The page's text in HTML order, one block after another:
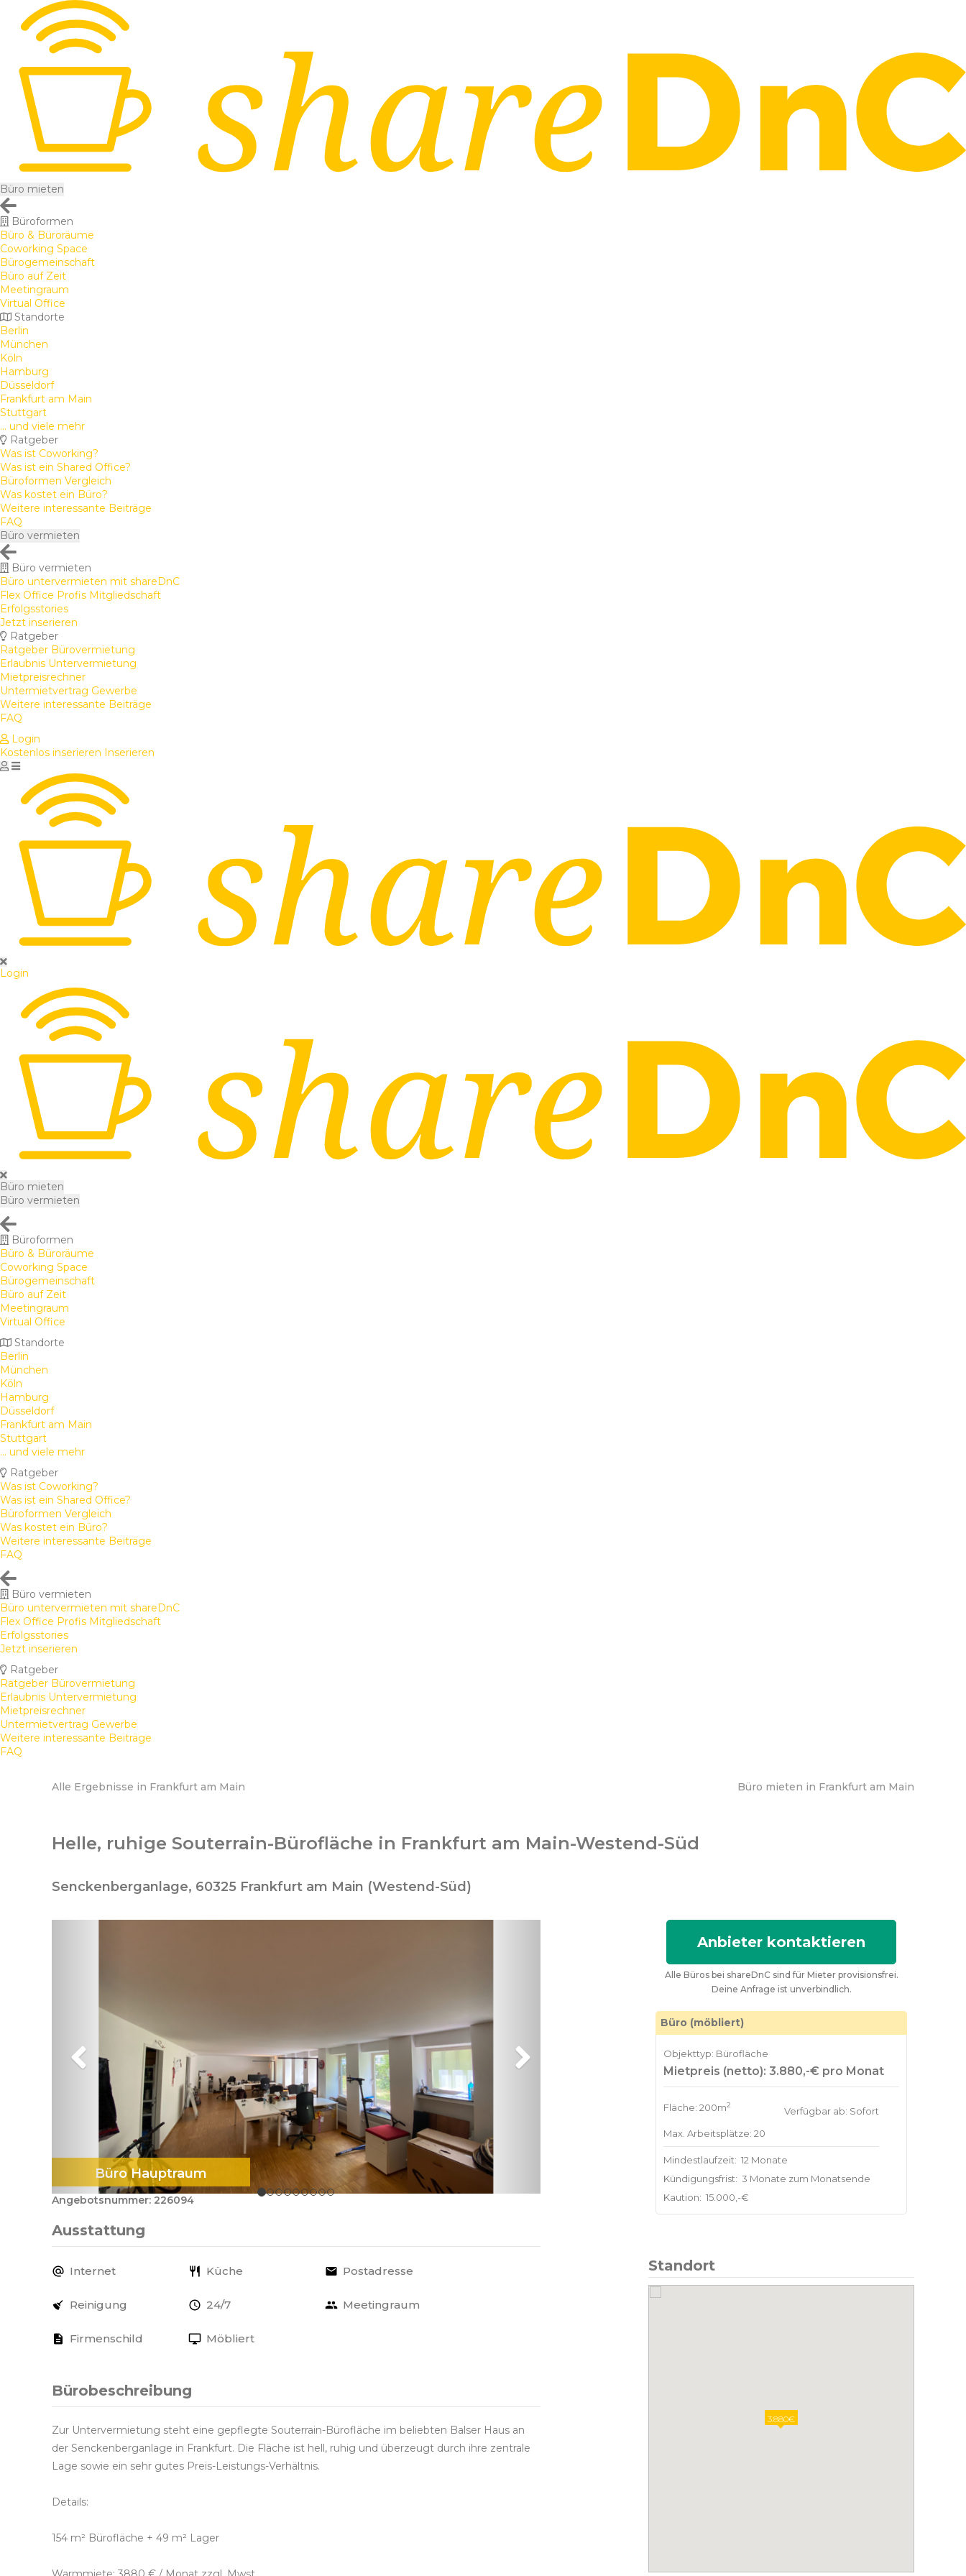
Büro mieten
Büroformen
Büro & Büroräume
Coworking Space
Bürogemeinschaft
Büro auf Zeit
Meetingraum
Virtual Office
Standorte
Berlin
München
Köln
Hamburg
Düsseldorf
Frankfurt am Main
Stuttgart
... und viele mehr
Ratgeber
Was ist Coworking?
Was ist ein Shared Office?
Büroformen Vergleich
Was kostet ein Büro?
Weitere interessante Beiträge
FAQ
Büro vermieten
Büro vermieten
Büro untervermieten mit shareDnC
Flex Office Profis Mitgliedschaft
Erfolgsstories
Jetzt inserieren
Ratgeber
Ratgeber Bürovermietung
Erlaubnis Untervermietung
Mietpreisrechner
Untermietvertrag Gewerbe
Weitere interessante Beiträge
FAQ
Login
Kostenlos inserieren Inserieren
Login
Büro mieten
Büro vermieten
Büroformen
Büro & Büroräume
Coworking Space
Bürogemeinschaft
Büro auf Zeit
Meetingraum
Virtual Office
Standorte
Berlin
München
Köln
Hamburg
Düsseldorf
Frankfurt am Main
Stuttgart
... und viele mehr
Ratgeber
Was ist Coworking?
Was ist ein Shared Office?
Büroformen Vergleich
Was kostet ein Büro?
Weitere interessante Beiträge
FAQ
Büro vermieten
Büro untervermieten mit shareDnC
Flex Office Profis Mitgliedschaft
Erfolgsstories
Jetzt inserieren
Ratgeber
Ratgeber Bürovermietung
Erlaubnis Untervermietung
Mietpreisrechner
Untermietvertrag Gewerbe
Weitere interessante Beiträge
FAQ
Alle Ergebnisse in Frankfurt am Main Büro mieten in Frankfurt am Main
Helle, ruhige Souterrain-Bürofläche in Frankfurt am Main-Westend-Süd
Senckenberganlage, 60325 Frankfurt am Main (Westend-Süd)
Büro Hauptraum
Angebotsnummer: 226094
Ausstattung
Internet Küche Postadresse
Reinigung 24/7 Meetingraum
Firmenschild Möbliert
Bürobeschreibung
Zur Untervermietung steht eine gepflegte Souterrain-Bürofläche im beliebten Balser Haus an
der Senckenberganlage in Frankfurt. Die Fläche ist hell, ruhig und überzeugt durch ihre zentrale
Lage sowie ein sehr gutes Preis-Leistungs-Verhältnis.
Details:
154 m² Bürofläche + 49 m² Lager
Anbieter kontaktieren
Alle Büros bei shareDnC sind für Mieter provisionsfrei.
Deine Anfrage ist unverbindlich.
Büro (möbliert)
Objekttyp: Bürofläche
Mietpreis (netto): 3.880,-€ pro Monat
Fläche: 200m2
Max. Arbeitsplätze: 20
Verfügbar ab: Sofort
Mindestlaufzeit: 12 Monate
Kündigungsfrist: 3 Monate zum Monatsende
Kaution: 15.000,-€
Standort
3.880€